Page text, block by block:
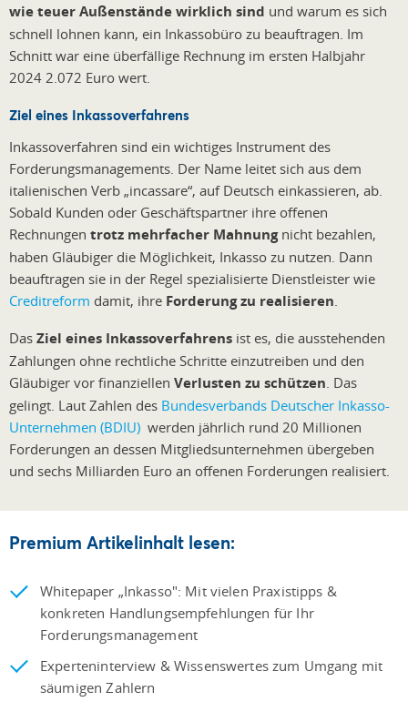
wie teuer Außenstände wirklich sind und warum es sich
schnell lohnen kann, ein Inkassobüro zu beauftragen. Im
Schnitt war eine überfällige Rechnung im ersten Halbjahr
2024 2.072 Euro wert.
Ziel eines Inkassoverfahrens
Inkassoverfahren sind ein wichtiges Instrument des
Forderungsmanagements. Der Name leitet sich aus dem
italienischen Verb „incassare“, auf Deutsch einkassieren, ab.
Sobald Kunden oder Geschäftspartner ihre offenen
Rechnungen trotz mehrfacher Mahnungnicht bezahlen,
haben Gläubiger die Möglichkeit, Inkasso zu nutzen. Dann
beauftragen sie in der Regel spezialisierte Dienstleister wie
Creditreform damit, ihre Forderung zu realisieren
Das Ziel eines Inkassoverfahrens ist es, die ausstehenden
Zahlungen ohne rechtliche Schritte einzutreiben und den
Gläubiger vor finanziellen Verlusten zu schützen . Das
gelingt. Laut Zahlen des Bundesverbands Deutscher Inkasso-
Unternehmen (BDIU) werden jährlich rund 20 Millionen
Forderungen an dessen Mitgliedsunternehmen übergeben
und sechs Milliarden Euro an offenen Forderungen realisiert.
Premium Artikelinhalt lesen:
Whitepaper „Inkasso": Mit vielen Praxistipps &
konkreten Handlungsempfehlungen für Ihr
Forderungsmanagement
Experteninterview & Wissenswertes zum Umgang mit
säumigen Zahlern